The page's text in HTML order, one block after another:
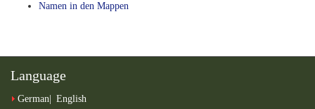
Namen in den Mappen
Language
German English